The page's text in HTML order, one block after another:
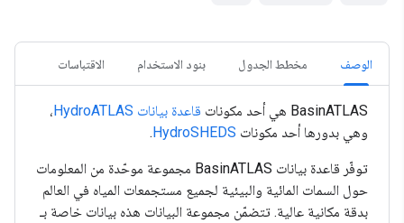
الوصف مخطط الجدول بنود الاستخدام الاقتباسات
‫BasinATLAS هي أحد مكونات قاعدة بيانات HydroATLAS
،
وهي بدورها أحد مكونات HydroSHEDS
.
توفّر قاعدة بيانات BasinATLAS مجموعة موحّدة من المعلومات
حول السمات المائية والبيئية لجميع مستجمعات المياه في العالم
بدقة مكانية عالية. تتضمّن مجموعة البيانات هذه بيانات خاصة بـ